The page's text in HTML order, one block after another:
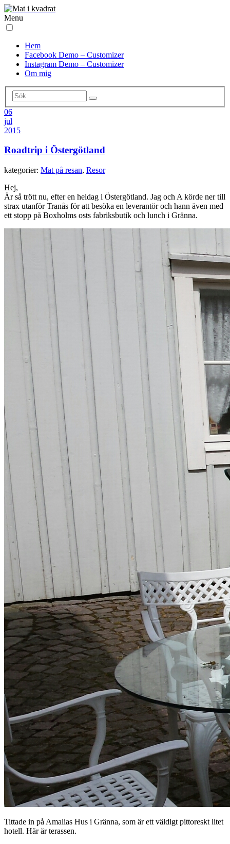
Menu
Hem
Facebook Demo – Customizer
Instagram Demo – Customizer
Om mig
06
jul
2015
Roadtrip i Östergötland
kategorier: Mat på resan, Resor
Hej,
Är så trött nu, efter en heldag i Östergötland. Jag och A körde ner till
strax utanför Tranås för att besöka en leverantör och hann även med
ett stopp på Boxholms osts fabriksbutik och lunch i Gränna.
Tittade in på Amalias Hus i Gränna, som är ett väldigt pittoreskt litet
hotell. Här är terassen.